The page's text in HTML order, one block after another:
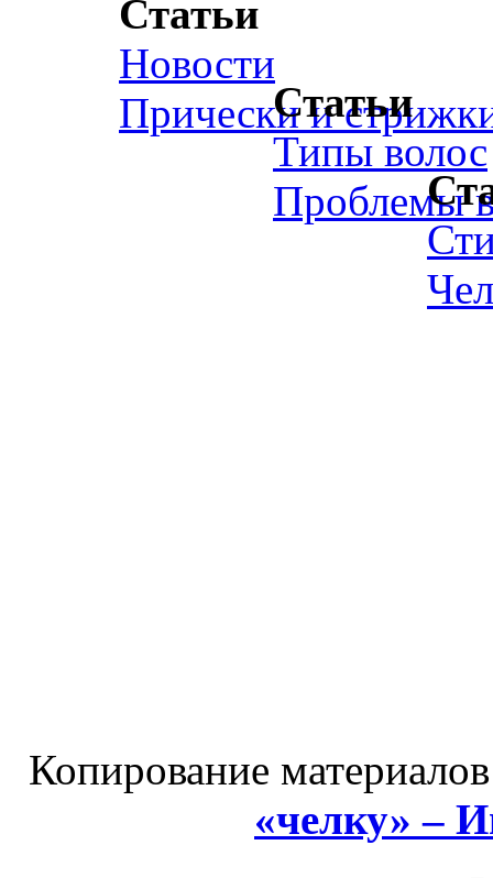
Статьи
Новости
Прически иСтатьи
Типы волос
Проблемы
Копирование
«челку» –